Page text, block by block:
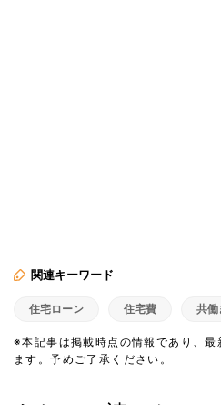
関連キーワード
住宅ローン 住宅費 共働
※本記事は掲載時点の情報であり、最
ます。予めご了承ください。